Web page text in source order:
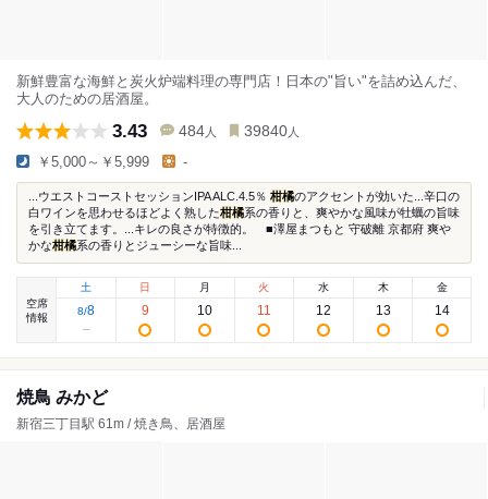
新鮮豊富な海鮮と炭火炉端料理の専門店！日本の"旨い"を詰め込んだ、
大人のための居酒屋。
3.43 484 人 39840 人
￥5,000～￥5,999 -
...ウエストコーストセッションIPA ALC.4.5％ 柑橘のアクセントが効いた...辛口の
白ワインを思わせるほどよく熟した柑橘系の香りと、爽やかな風味が牡蠣の旨味
を引き立てます。...キレの良さが特徴的。 ■澤屋まつもと 守破離 京都府 爽や
かな柑橘系の香りとジューシーな旨味...
空席
情報
土
8/8
日
9
月
10
火
11
水
12
木
13
金
14
焼鳥 みかど
新宿三丁目駅 61m / 焼き鳥、居酒屋